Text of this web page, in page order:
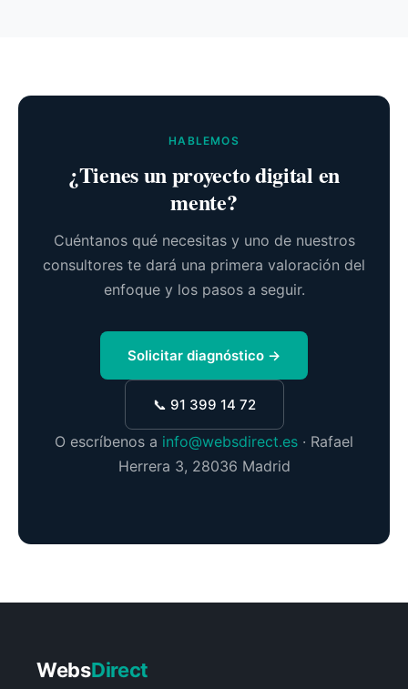
HABLEMOS
¿Tienes un proyecto digital en
mente?
Cuéntanos qué necesitas y uno de nuestros
consultores te dará una primera valoración del
enfoque y los pasos a seguir.
Solicitar diagnóstico →
📞 91 399 14 72
O escríbenos a info@websdirect.es · Rafael
Herrera 3, 28036 Madrid
WebsDirect